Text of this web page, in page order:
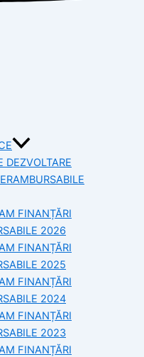
DEZVOLTARE
FINANȚĂRI
2026
FINANȚĂRI
2025
FINANȚĂRI
2024
FINANȚĂRI
2023
FINANȚĂRI